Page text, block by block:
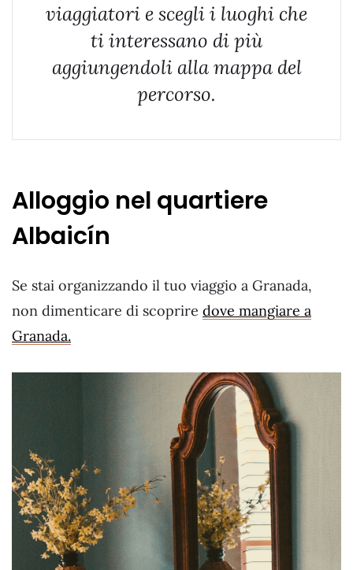
viaggiatori e scegli i luoghi che
ti interessano di più
aggiungendoli alla mappa del
percorso.
Alloggio nel quartiere
Albaicín
Se stai organizzando il tuo viaggio a Granada,
non dimenticare di scoprire dove mangiare a
Granada.